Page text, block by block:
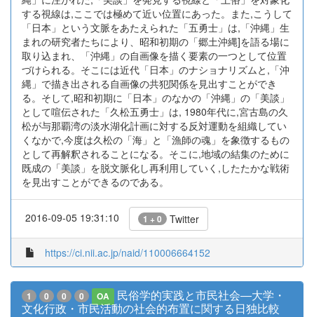
する視線は,ここでは極めて近い位置にあった。また,こうして
「日本」という文脈をあたえられた「五勇士」は,「沖縄」生
まれの研究者たちにより、昭和初期の「郷土沖縄]を語る場に
取り込まれ、「沖縄」の自画像を描く要素の一つとして位置
づけられる。そこには近代「日本」のナショナリズムと,「沖
縄」で描き出される自画像の共犯関係を見出すことができ
る。そして,昭和初期に「日本」のなかの「沖縄」の「美談」
として喧伝された「久松五勇士」は, 1980年代に,宮古島の久
松が与那覇湾の淡水湖化計画に対する反対運動を組織してい
くなかで,今度は久松の「海」と「漁師の魂」を象徴するもの
として再解釈されることになる。そこに,地域の結集のために
既成の「美談」を脱文脈化し再利用していく,したたかな戦術
を見出すことができるのである。
2016-09-05 19:31:10 1 + 0 Twitter
https://ci.nii.ac.jp/naid/110006664152
1 0 0 0 OA
民俗学的実践と市民社会―大学・
文化行政・市民活動の社会的布置に関する日独比較